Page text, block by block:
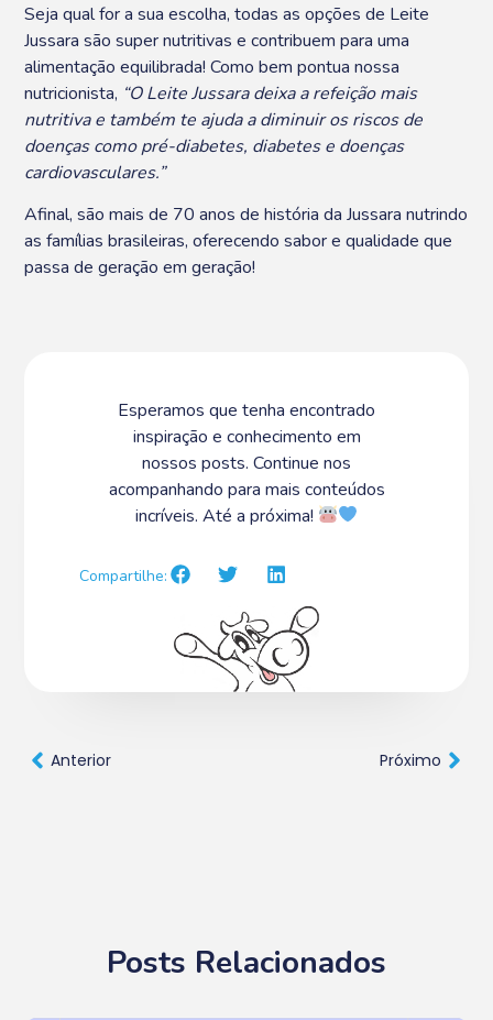
Seja qual for a sua escolha, todas as opções de Leite
Jussara são super nutritivas e contribuem para uma
alimentação equilibrada! Como bem pontua nossa
nutricionista, “O Leite Jussara deixa a refeição mais
nutritiva e também te ajuda a diminuir os riscos de
doenças como pré-diabetes, diabetes e doenças
cardiovasculares.”
Afinal, são mais de 70 anos de história da Jussara nutrindo
as famílias brasileiras, oferecendo sabor e qualidade que
passa de geração em geração!
Esperamos que tenha encontrado
inspiração e conhecimento em
nossos posts. Continue nos
acompanhando para mais conteúdos
incríveis. Até a próxima!
Compartilhe:
Anterior Próximo
Posts Relacionados